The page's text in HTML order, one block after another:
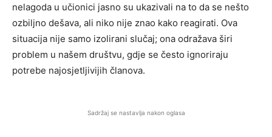
nelagoda u učionici jasno su ukazivali na to da se nešto
ozbiljno dešava, ali niko nije znao kako reagirati. Ova
situacija nije samo izolirani slučaj; ona odražava širi
problem u našem društvu, gdje se često ignoriraju
potrebe najosjetljivijih članova.
Sadržaj se nastavlja nakon oglasa